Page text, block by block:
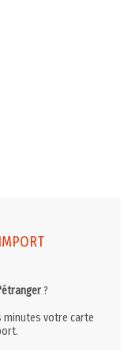
?
minutes votre carte